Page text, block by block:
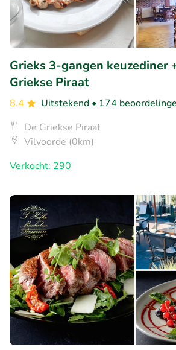
Grieks 3-gangen keuzediner
Griekse Piraat
8.4 Uitstekend • 174
De Griekse Piraat
Vilvoorde (0km)
Verkocht: 290